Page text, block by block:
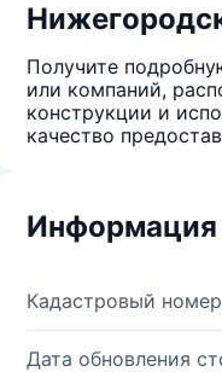
Получите
или компаний,
конструкции и
качество
Кадастровый
Дата обновления